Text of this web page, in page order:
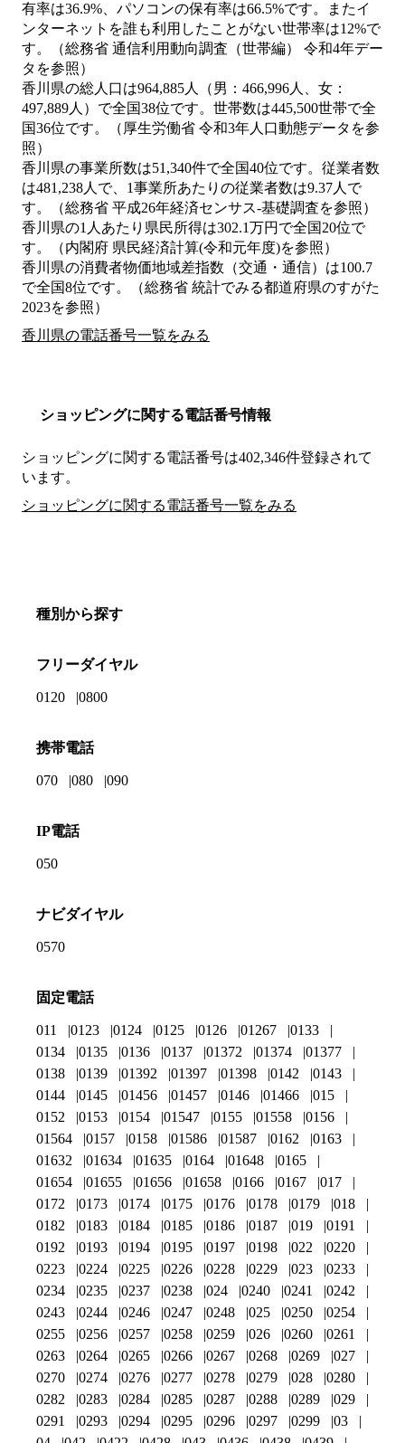
有率は36.9%、パソコンの保有率は66.5%です。またイ
ンターネットを誰も利用したことがない世帯率は12%で
す。（総務省 通信利用動向調査（世帯編） 令和4年デー
タを参照）
香川県の総人口は964,885人（男：466,996人、女：
497,889人）で全国38位です。世帯数は445,500世帯で全
国36位です。（厚生労働省 令和3年人口動態データを参
照）
香川県の事業所数は51,340件で全国40位です。従業者数
は481,238人で、1事業所あたりの従業者数は9.37人で
す。（総務省 平成26年経済センサス‐基礎調査を参照）
香川県の1人あたり県民所得は302.1万円で全国20位で
す。（内閣府 県民経済計算(令和元年度)を参照）
香川県の消費者物価地域差指数（交通・通信）は100.7
で全国8位です。（総務省 統計でみる都道府県のすがた
2023を参照）
香川県の電話番号一覧をみる
ショッピングに関する電話番号情報
ショッピングに関する電話番号は402,346件登録されて
います。
ショッピングに関する電話番号一覧をみる
種別から探す
フリーダイヤル
0120 0800
携帯電話
070 080 090
IP電話
050
ナビダイヤル
0570
固定電話
011 0123 0124 0125 0126 01267
0133
0134
0135 0136 0137 01372 01374
01377
0138
0139 01392 01397 01398 0142
0143
0144
0145 01456 01457 0146 01466
015
0152
0153 0154 01547 0155 01558
0156
01564
0157 0158 01586 01587 0162
0163
01632
01634 01635 0164 01648
0165
01654
01655 01656 01658 0166 0167
017
0172
0173 0174 0175 0176 0178 0179
018
0182
0183 0184 0185 0186 0187 019
0191
0192
0193 0194 0195 0197 0198 022
0220
0223
0224 0225 0226 0228 0229 023
0233
0234
0235 0237 0238 024 0240 0241
0242
0243
0244 0246 0247 0248 025 0250
0254
0255
0256 0257 0258 0259 026 0260
0261
0263
0264 0265 0266 0267 0268 0269
027
0270
0274 0276 0277 0278 0279 028
0280
0282
0283 0284 0285 0287 0288 0289
029
0291
0293 0294 0295 0296 0297 0299
03